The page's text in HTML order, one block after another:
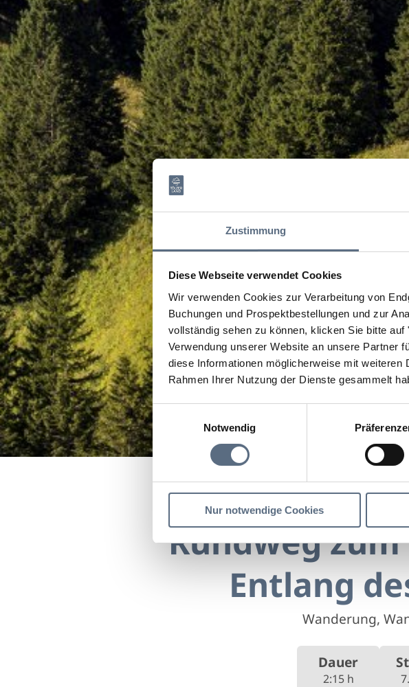
Zustimmung
Diese Webseite verwendet Cookies
Wir verwenden Cookies zur Verarbeitung von
Buchungen und Prospektbestellungen und zur
vollständig sehen zu können, klicken Sie bitte
Verwendung unserer Website an unsere Partner
diese Informationen möglicherweise mit weiteren
Rahmen Ihrer Nutzung der Dienste gesammelt
Einwilligungsauswahl
Notwendig
Nur notwendige Cookies
Rundweg zum
Rundweg
Entlang
Wanderung,
Dauer
2:15 h